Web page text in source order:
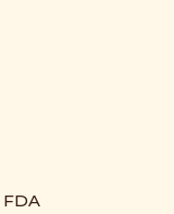
FDA